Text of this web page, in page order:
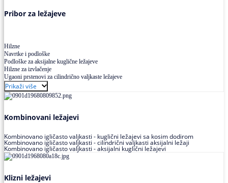
Pribor za ležajeve
Hilzne
Navrtke i podloške
Podloške za aksijalne kuglične ležajeve
Hilzne za izvlačenje
Ugaoni prstenovi za cilindrično valjkaste ležajeve
Prikaži više
Kombinovani ležajevi
Kombinovano igličasto valjkasti - kuglični ležajevi sa kosim dodirom
Kombinovano igličasto valjkasti - cilindrični valjkasti aksijalni ležaji
Kombinovano igličasto valjkasti - aksijalni kuglični ležajevi
Klizni ležajevi